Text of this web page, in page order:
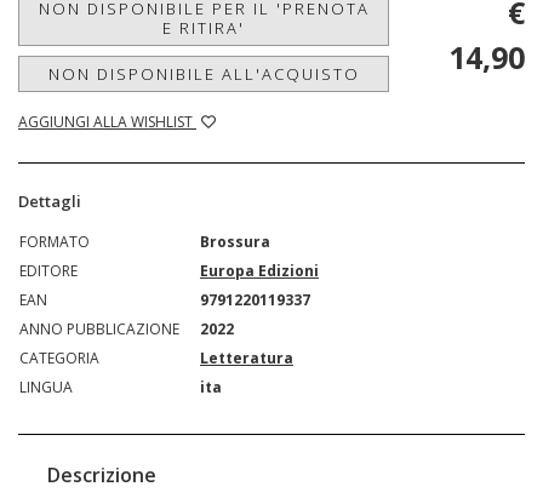
NON DISPONIBILE PER IL 'PRENOTA
E RITIRA'
NON DISPONIBILE ALL'ACQUISTO
AGGIUNGI ALLA WISHLIST
€
14,90
Dettagli
FORMATO
Brossura
EDITORE
Europa Edizioni
EAN
9791220119337
ANNO PUBBLICAZIONE
2022
CATEGORIA
Letteratura
LINGUA
ita
Descrizione